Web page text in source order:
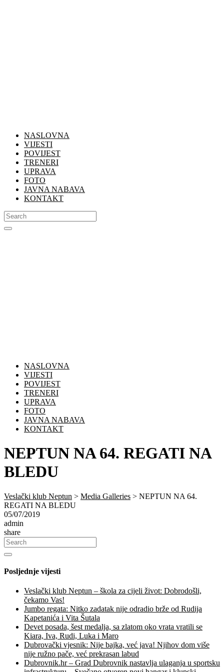
NASLOVNA
VIJESTI
POVIJEST
TRENERI
UPRAVA
FOTO
JAVNA NABAVA
KONTAKT
NASLOVNA
VIJESTI
POVIJEST
TRENERI
UPRAVA
FOTO
JAVNA NABAVA
KONTAKT
NEPTUN NA 64. REGATI NA
BLEDU
Veslački klub Neptun > Media Galleries > NEPTUN NA 64.
REGATI NA BLEDU
05/07/2019
admin
share
Posljednje vijesti
Veslački klub Neptun – škola za cijeli život: Dobrodošli,
čekamo Vas!
Jumbo regata: Nitko zadatak nije odradio brže od Rudija
Kapetanića i Vita Šutala
Devet posada, šest medalja, sa zlatom oko vrata vratili se
Kiara, Iva, Rudi, Luka i Maro
Dubrovački vjesnik: Nije bajka, već java! Njihov dom više
nije ružno pače, već prekrasan labud
Dubrovnik.hr – Grad Dubrovnik nastavlja ulaganja u sportsku